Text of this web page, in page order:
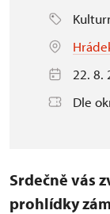
22. 8.
Dle
Srdečně vás
prohlídky